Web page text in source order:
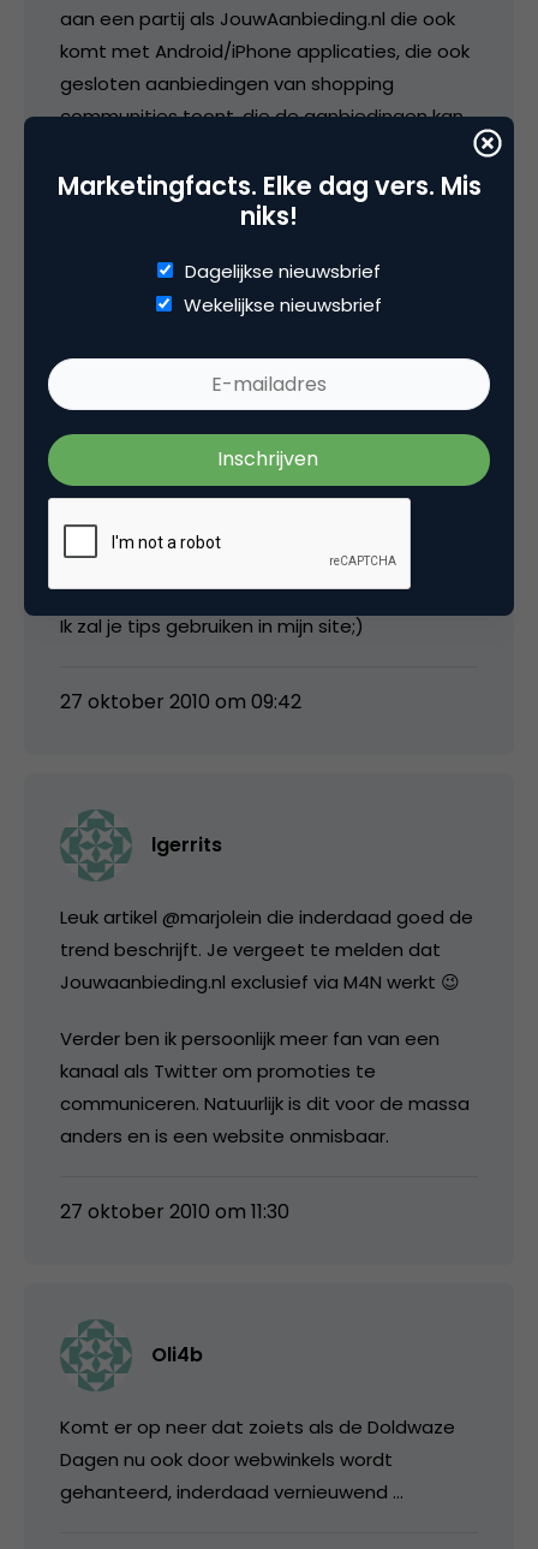
aan een partij als JouwAanbieding.nl die ook
komt met Android/iPhone applicaties, die ook
gesloten aanbiedingen van shopping
communities toont, die de aanbiedingen kan
wenst. De kracht zit in het innoveren, niet in
het klonen. En er zijn genoeg partijen die dat
27 oktober 2010 om 09:18
Leuk artikel net zo goed als je andere artikel
Ik zal je tips gebruiken in mijn site;)
27 oktober 2010 om 09:42
lgerrits
Leuk artikel @marjolein die inderdaad goed de
trend beschrijft. Je vergeet te melden dat
Jouwaanbieding.nl exclusief via M4N werkt 😉
Verder ben ik persoonlijk meer fan van een
kanaal als Twitter om promoties te
communiceren. Natuurlijk is dit voor de massa
anders en is een website onmisbaar.
27 oktober 2010 om 11:30
Oli4b
Komt er op neer dat zoiets als de Doldwaze
Dagen nu ook door webwinkels wordt
gehanteerd, inderdaad vernieuwend …
Marketingfacts. Elke dag vers. Mis
niks!
Dagelijkse nieuwsbrief
Wekelijkse nieuwsbrief